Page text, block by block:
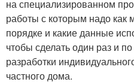
на специализированном
работы с которым надо как
порядке и какие данные
чтобы сделать один раз и
разработки
частного дома.